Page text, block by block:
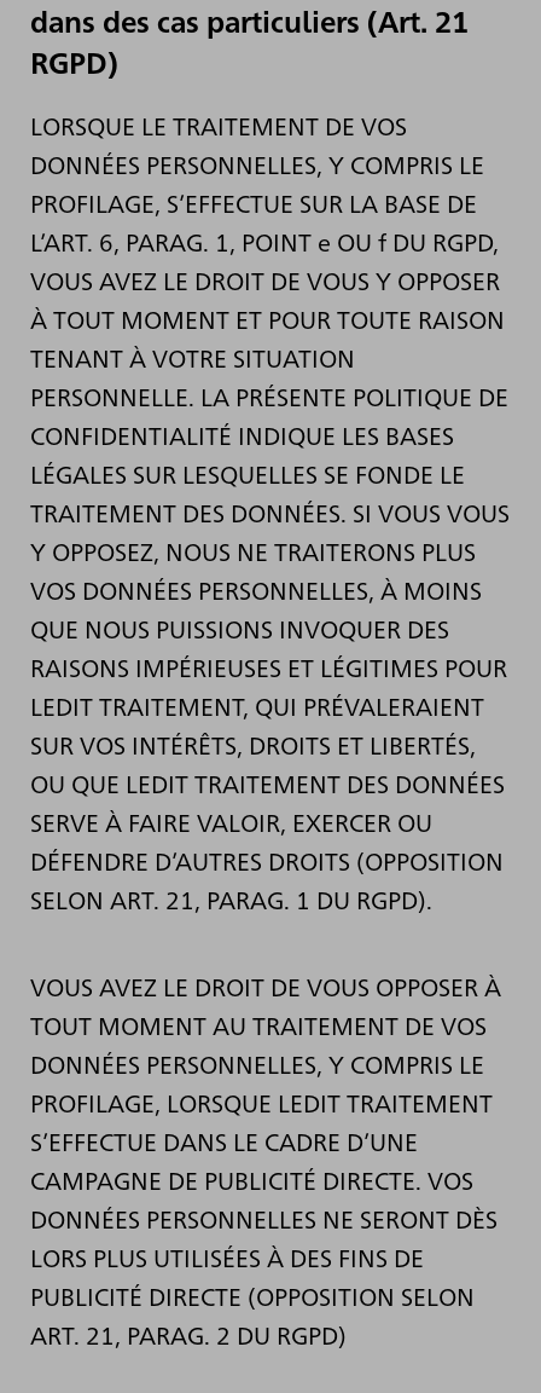
dans des cas particuliers (Art. 21
RGPD)
LORSQUE LE TRAITEMENT DE VOS
DONNÉES PERSONNELLES, Y COMPRIS LE
PROFILAGE, S’EFFECTUE SUR LA BASE DE
L’ART. 6, PARAG. 1, POINT e OU f DU RGPD,
VOUS AVEZ LE DROIT DE VOUS Y OPPOSER
À TOUT MOMENT ET POUR TOUTE RAISON
TENANT À VOTRE SITUATION
PERSONNELLE. LA PRÉSENTE POLITIQUE DE
CONFIDENTIALITÉ INDIQUE LES BASES
LÉGALES SUR LESQUELLES SE FONDE LE
TRAITEMENT DES DONNÉES. SI VOUS VOUS
Y OPPOSEZ, NOUS NE TRAITERONS PLUS
VOS DONNÉES PERSONNELLES, À MOINS
QUE NOUS PUISSIONS INVOQUER DES
RAISONS IMPÉRIEUSES ET LÉGITIMES POUR
LEDIT TRAITEMENT, QUI PRÉVALERAIENT
SUR VOS INTÉRÊTS, DROITS ET LIBERTÉS,
OU QUE LEDIT TRAITEMENT DES DONNÉES
SERVE À FAIRE VALOIR, EXERCER OU
DÉFENDRE D’AUTRES DROITS (OPPOSITION
SELON ART. 21, PARAG. 1 DU RGPD).
VOUS AVEZ LE DROIT DE VOUS OPPOSER À
TOUT MOMENT AU TRAITEMENT DE VOS
DONNÉES PERSONNELLES, Y COMPRIS LE
PROFILAGE, LORSQUE LEDIT TRAITEMENT
S’EFFECTUE DANS LE CADRE D’UNE
CAMPAGNE DE PUBLICITÉ DIRECTE. VOS
DONNÉES PERSONNELLES NE SERONT DÈS
LORS PLUS UTILISÉES À DES FINS DE
PUBLICITÉ DIRECTE (OPPOSITION SELON
ART. 21, PARAG. 2 DU RGPD)